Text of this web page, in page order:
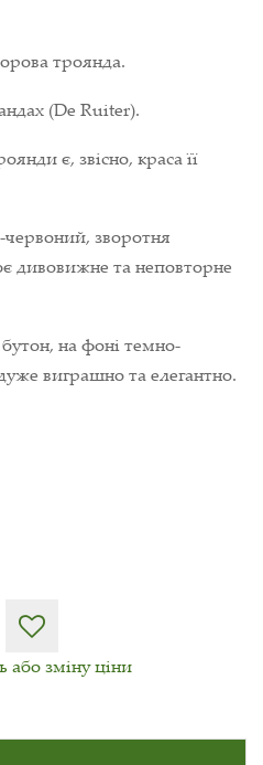
троянда.
(De Ruiter).
є, звісно, краса її
зворотня
дивовижне та неповторне
на фоні темно-
виграшно та елегантно.
або зміну ціни